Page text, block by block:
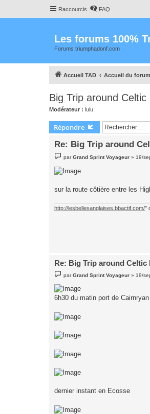
Raccourcis FAQ
Les forums 100%
Forums triumphadonf.com
Accueil TAD Accueil du forum
Big Trip around Celtic
Modérateur : lulu
Répondre
Re: Big Trip around
e
s
e
parGrand Sprint Voyageur » 19/
sur la route côtière entre les
http://lesbellesanglaises.bbactif.com/"
Re: Big Trip around Celtic
e
s
s
a
parGrand Sprint Voyageur » 19/
6h30 du matin port de
dernier instant en Ecosse